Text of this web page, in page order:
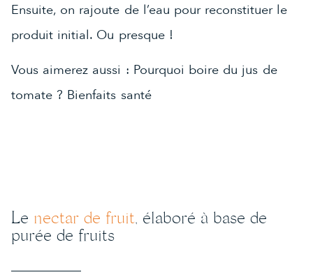
Ensuite, on rajoute de l’eau pour reconstituer le
produit initial. Ou presque !
Vous aimerez aussi : Pourquoi boire du jus de
tomate ? Bienfaits santé
Le nectar de fruit, élaboré à base de
purée de fruits